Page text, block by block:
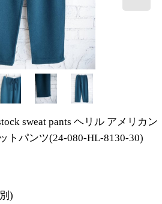
sweat pants ヘリル アメリカン
トパンツ(24-080-HL-8130-30)
)